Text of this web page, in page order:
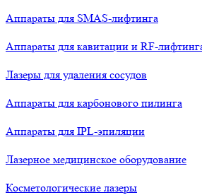
Аппараты для SMAS-лифтинга
Аппараты для кавитации и RF-
Лазеры для удаления сосудов
Аппараты для карбонового пилинга
Аппараты для IPL-эпиляции
Лазерное медицинское оборудование
Косметологические лазеры